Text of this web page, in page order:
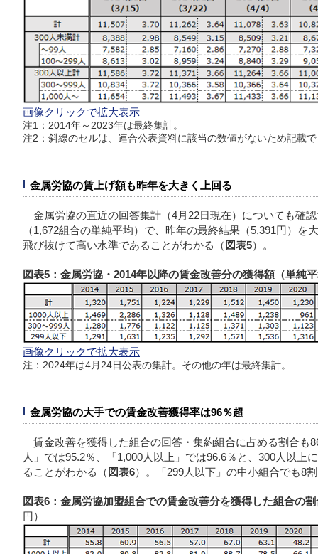
画像クリックで拡大表示
注1：2014年～2023年は最終集計。
注2：斜線のセルは、連合公表資料に該当の数値がないため記載
金属労協の賃上げ額も昨年を大きく上回る
金属労協の直近の回答集計（4月22日現在）についても確
（1,672組合の単純平均）で、昨年の最終結果（5,391円）を
飛び抜けて高い水準であることがわかる（ 図表5）。
図表5：金属労協・2014年以降の賃金改善分の獲得額（単純
画像クリックで拡大表示
注：2024年は4月24日公表の集計。その他の年は最終集計。
金属労協の大手での賃金改善獲得率は96％超
賃金改善を獲得した組合の回答・集約組合に占める割合も
人」では95.2％、「1,000人以上」では96.6％と、300人以上
ることがわかる（ 図表6）。「299人以下」の中小組合でも8
図表6：金属労協加盟組合での賃金改善分を獲得した組合の
円）